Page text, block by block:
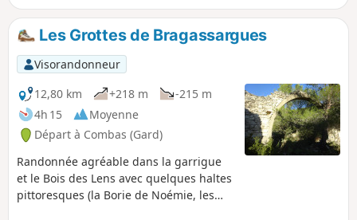
de pinèdes, de champs d'oliviers, etc. En
fil conducteur, vous croiserez plusieurs
fois le célèbre aqueduc mais aussi
quelques lieux moins connus tel que la
Capelette ou encore les anciennes
carrières.
Les Grottes de Bragassargues
Visorandonneur
12,80 km
+218 m
-215 m
4h 15
Moyenne
Départ à Combas (Gard)
Randonnée agréable dans la garrigue
et le Bois des Lens avec quelques haltes
pittoresques (la Borie de Noémie, les